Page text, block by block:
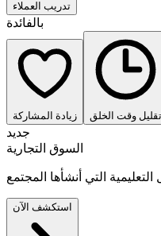
تدريب العملاء
بالفائدة
زيادة المشاركة تقليل وقت الخلق
جديد
السوق التجارية
استكشف الآن